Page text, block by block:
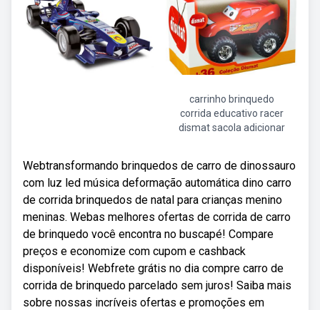
carrinho brinquedo
corrida educativo racer
dismat sacola adicionar
Webtransformando brinquedos de carro de dinossauro
com luz led música deformação automática dino carro
de corrida brinquedos de natal para crianças menino
meninas. Webas melhores ofertas de corrida de carro
de brinquedo você encontra no buscapé! Compare
preços e economize com cupom e cashback
disponíveis! Webfrete grátis no dia compre carro de
corrida de brinquedo parcelado sem juros! Saiba mais
sobre nossas incríveis ofertas e promoções em